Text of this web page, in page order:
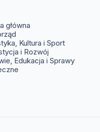
główna
Kultura i Sport
i Rozwój
Edukacja i Sprawy